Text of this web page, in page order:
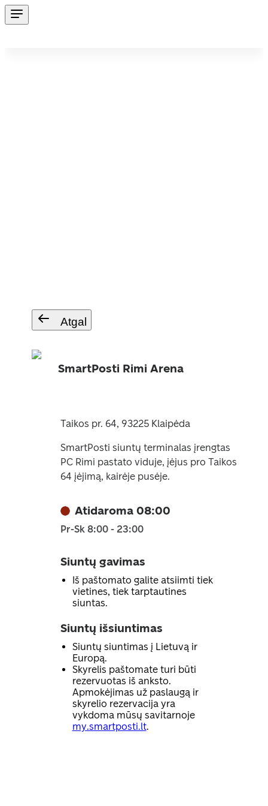
Atgal
SmartPosti Rimi Arena
Taikos pr. 64, 93225 Klaipėda
SmartPosti siuntų terminalas įrengtas
PC Rimi pastato viduje, įėjus pro Taikos
64 įėjimą, kairėje pusėje.
Atidaroma 08:00
Pr-Sk 8:00 - 23:00
Siuntų gavimas
Iš paštomato galite atsiimti tiek
vietines, tiek tarptautines
siuntas.
Siuntų išsiuntimas
Siuntų siuntimas į Lietuvą ir
Europą.
Skyrelis paštomate turi būti
rezervuotas iš anksto.
Apmokėjimas už paslaugą ir
skyrelio rezervacija yra
vykdoma mūsų savitarnoje
my.smartposti.lt.